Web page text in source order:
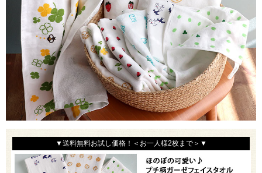
▼送料無料お試し価格！＜お一人様2枚まで＞▼